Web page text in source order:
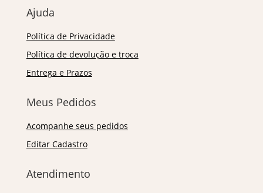
Ajuda
Política de Privacidade
Política de devolução e troca
Entrega e Prazos
Meus Pedidos
Acompanhe seus pedidos
Editar Cadastro
Atendimento